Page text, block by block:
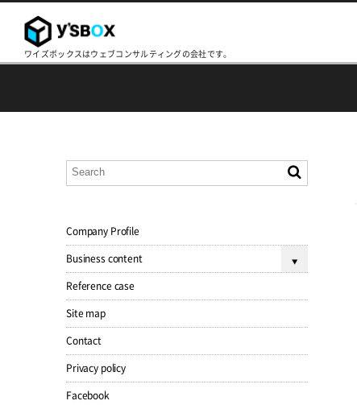
ワイズボックスはウェブコンサルティングの会社です。
Company Profile
Business content
Reference case
Site map
Contact
Privacy policy
Facebook